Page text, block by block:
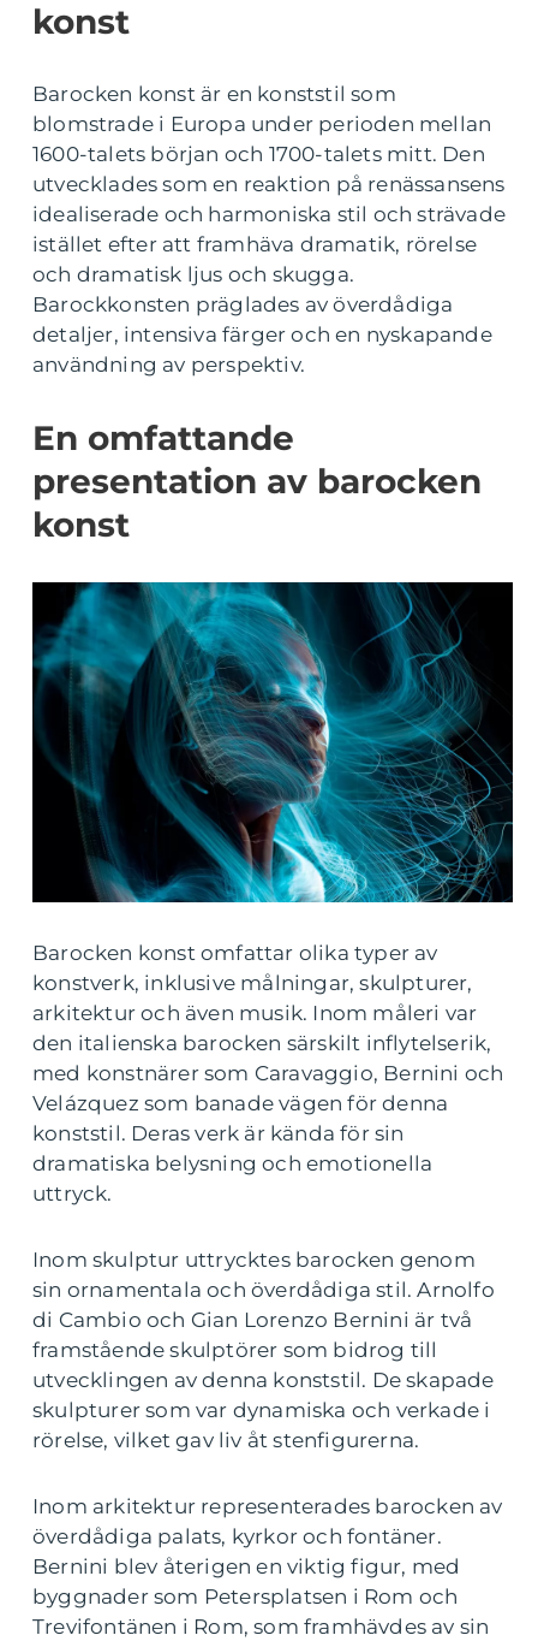
konst
Barocken konst är en konststil som
blomstrade i Europa under perioden mellan
1600-talets början och 1700-talets mitt. Den
utvecklades som en reaktion på renässansens
idealiserade och harmoniska stil och strävade
istället efter att framhäva dramatik, rörelse
och dramatisk ljus och skugga.
Barockkonsten präglades av överdådiga
detaljer, intensiva färger och en nyskapande
användning av perspektiv.
En omfattande
presentation av barocken
konst
Barocken konst omfattar olika typer av
konstverk, inklusive målningar, skulpturer,
arkitektur och även musik. Inom måleri var
den italienska barocken särskilt inflytelserik,
med konstnärer som Caravaggio, Bernini och
Velázquez som banade vägen för denna
konststil. Deras verk är kända för sin
dramatiska belysning och emotionella
uttryck.
Inom skulptur uttrycktes barocken genom
sin ornamentala och överdådiga stil. Arnolfo
di Cambio och Gian Lorenzo Bernini är två
framstående skulptörer som bidrog till
utvecklingen av denna konststil. De skapade
skulpturer som var dynamiska och verkade i
rörelse, vilket gav liv åt stenfigurerna.
Inom arkitektur representerades barocken av
överdådiga palats, kyrkor och fontäner.
Bernini blev återigen en viktig figur, med
byggnader som Petersplatsen i Rom och
Trevifontänen i Rom, som framhävdes av sin